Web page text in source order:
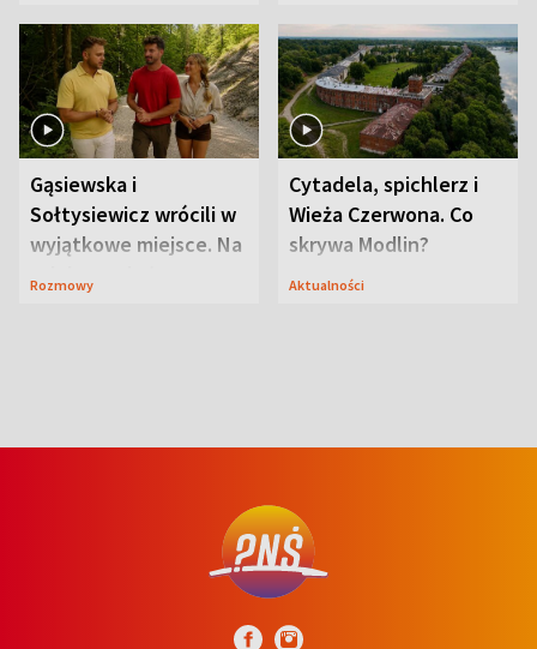
Gąsiewska i
Sołtysiewicz wrócili w
wyjątkowe miejsce. Na
szlaku czekał
Rozmowy
Cytadela, spichlerz i
Wieża Czerwona. Co
skrywa Modlin?
Aktualności